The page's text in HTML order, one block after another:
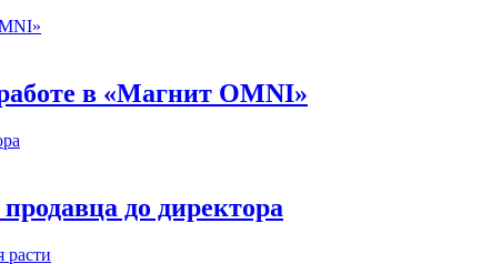
в «Магнит OMNI»
до директора